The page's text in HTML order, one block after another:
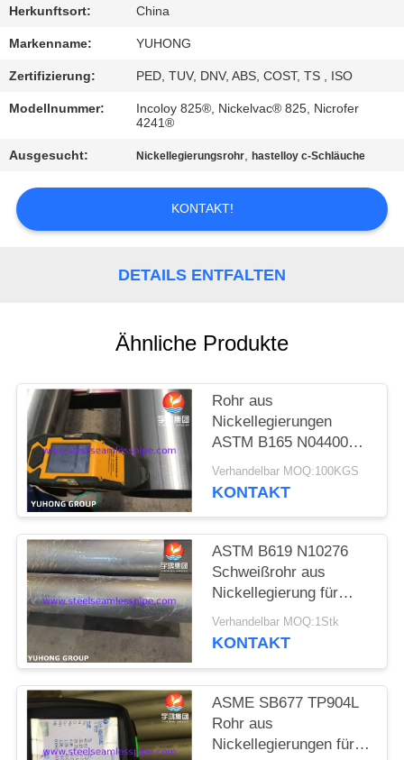
SIE
MIT
UNS
IN
VERBINDUNG
FORDERN
SIE EIN
SITEMAP
PRIVACY
POLICY
Herkunftsort: China
Markenname: YUHONG
Zertifizierung: PED, TUV, DNV, ABS, COST, TS , ISO
Modellnummer:
Incoloy 825®, Nickelvac® 825, Nicrofer
4241®
Ausgesucht: Nickellegierungsrohr,hastelloy c-Schläuche
KONTAKT!
DETAILS ENTFALTEN
Ähnliche Produkte
Rohr aus
Nickellegierungen
ASTM B165 N04400
Monel 400 für
chemische
Verhandelbar MOQ:100KGS
KONTAKT
ASTM B619 N10276
Schweißrohr aus
Nickellegierung für
hohe Temperaturen
Verhandelbar MOQ:1Stk
KONTAKT
ASME SB677 TP904L
Rohr aus
Nickellegierungen für